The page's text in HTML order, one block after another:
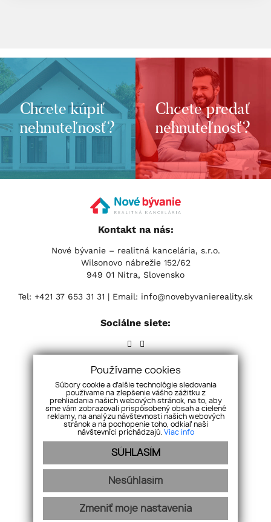
Chcete kúpiť
nehnuteľnosť?
Chcete predať
nehnuteľnosť?
Kontakt na nás:
Nové bývanie – realitná kancelária, s.r.o.
Wilsonovo nábrežie 152/62
949 01 Nitra, Slovensko
Tel: +421 37 653 31 31 | Email: info@novebyvaniereality.sk
Sociálne siete:
Úvod Ponuka O nás Blog GDPR
Ponuka/ dopyt
Referencie našich klientov
Kontakt
Cookies
Používame cookies
Súbory cookie a ďalšie technológie sledovania
používame na zlepšenie vášho zážitku z
prehliadania našich webových stránok, na to, aby
sme vám zobrazovali prispôsobený obsah a cielené
reklamy, na analýzu návštevnosti našich webových
stránok a na pochopenie toho, odkiaľ naši
návštevníci prichádzajú. Viac info
SÚHLASÍM
Nesúhlasím
Zmeniť moje nastavenia